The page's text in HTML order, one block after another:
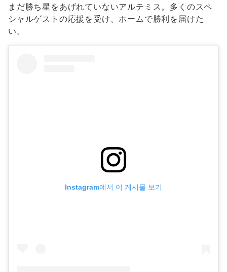
まだ勝ち星をあげれていないアルテミス。多くのスペ
シャルゲストの応援を受け、ホームで勝利を届けた
い。
Instagram에서 이 게시물 보기